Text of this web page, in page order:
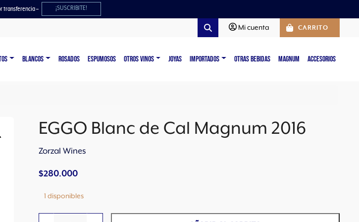
transferencia – ¡SUSCRIBITE!
Search
Mi cuenta CARRITO
BLANCOS ROSADOS ESPUMOSOS OTROS VINOS JOYAS IMPORTADOS OTRAS BEBIDAS MAGNUM ACCESORIOS
EGGO Blanc de Cal Magnum 2016
Zorzal Wines
$280.000
1 disponibles